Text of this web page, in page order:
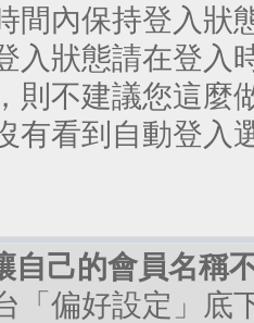
間內保持登入狀
入狀態請在登入
則不建議您這麼
有看到自動登入
自己的會員名稱
「偏好設定」底